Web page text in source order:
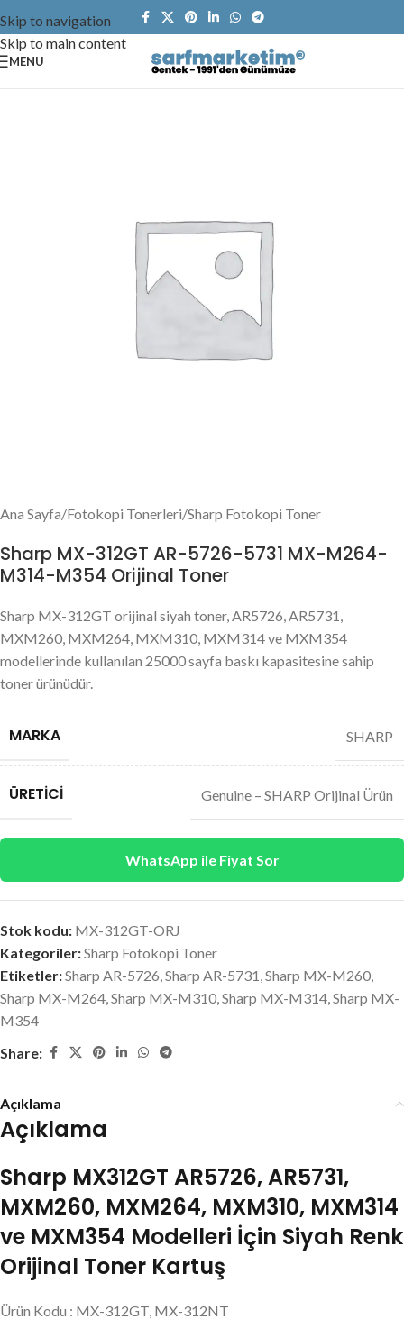
Skip to navigation
Skip to main content
MENU
Ana Sayfa/Fotokopi Tonerleri/Sharp Fotokopi Toner
Sharp MX-312GT AR-5726-5731 MX-M264-
M314-M354 Orijinal Toner
Sharp MX-312GT orijinal siyah toner, AR5726, AR5731,
MXM260, MXM264, MXM310, MXM314 ve MXM354
modellerinde kullanılan 25000 sayfa baskı kapasitesine sahip
toner ürünüdür.
MARKA SHARP
ÜRETICI Genuine – SHARP Orijinal Ürün
WhatsApp ile Fiyat Sor
Stok kodu: MX-312GT-ORJ
Kategoriler:Sharp Fotokopi Toner
Etiketler:Sharp AR-5726,Sharp AR-5731,Sharp MX-M260,
Sharp MX-M264,Sharp MX-M310,Sharp MX-M314,Sharp MX-
M354
Share:
Açıklama
Açıklama
Sharp MX312GT AR5726, AR5731,
MXM260, MXM264, MXM310, MXM314
ve MXM354 Modelleri İçin Siyah Renk
Orijinal Toner Kartuş
Ürün Kodu : MX-312GT, MX-312NT